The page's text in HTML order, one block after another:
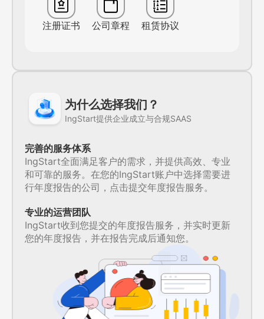
注册证书 公司章程 租赁协议
为什么选择我们？
IngStart提供企业成立与合规SAAS
完善的服务体系
IngStart全面满足客户的需求，并提供高效、专业
和可靠的服务。在您的IngStart账户中选择需要进
行年度报告的公司，点击提交年度报告服务。
专业的运营团队
IngStart收到您提交的年度报告服务，并实时更新
您的年度报告，并在报告完成后通知您。